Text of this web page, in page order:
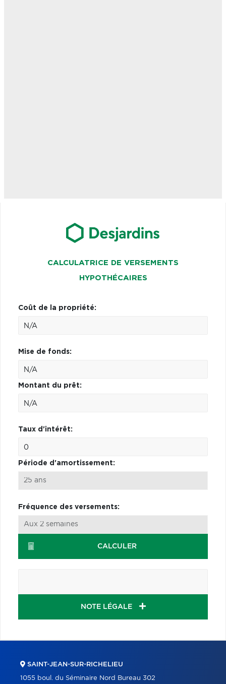
CALCULATRICE DE VERSEMENTS
HYPOTHÉCAIRES
Coût de la propriété:
Mise de fonds:
Montant du prêt:
Taux d'intérêt:
Période d'amortissement:
Fréquence des versements:
CALCULER
NOTE LÉGALE
SAINT-JEAN-SUR-RICHELIEU
1055 boul. du Séminaire Nord Bureau 302